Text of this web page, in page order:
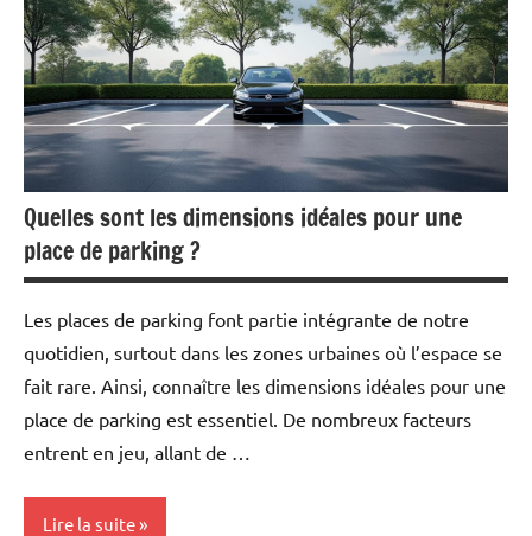
Quelles sont les dimensions idéales pour une
place de parking ?
Les places de parking font partie intégrante de notre
quotidien, surtout dans les zones urbaines où l’espace se
fait rare. Ainsi, connaître les dimensions idéales pour une
place de parking est essentiel. De nombreux facteurs
entrent en jeu, allant de …
Lire la suite